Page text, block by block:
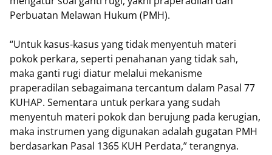
Perbuatan Melawan Hukum (PMH).
“Untuk kasus-kasus yang tidak menyentuh materi
pokok perkara, seperti penahanan yang tidak sah,
maka ganti rugi diatur melalui mekanisme
praperadilan sebagaimana tercantum dalam Pasal 77
KUHAP. Sementara untuk perkara yang sudah
menyentuh materi pokok dan berujung pada kerugian,
maka instrumen yang digunakan adalah gugatan PMH
berdasarkan Pasal 1365 KUH Perdata,” terangnya.